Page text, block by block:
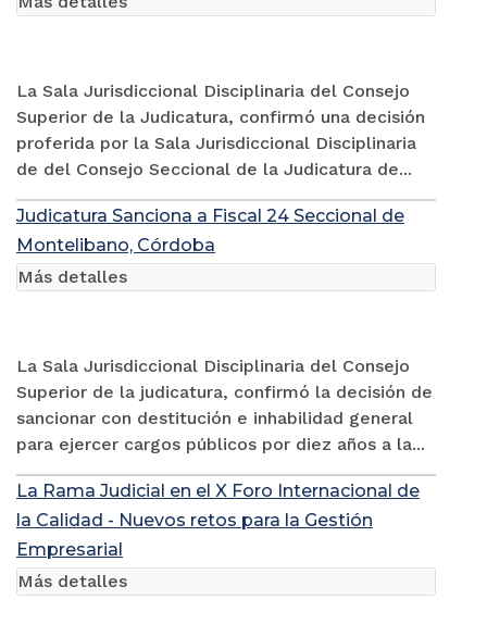
La Sala Jurisdiccional Disciplinaria del Consejo
Superior de la Judicatura, confirmó una decisión
proferida por la Sala Jurisdiccional Disciplinaria
de del Consejo Seccional de la Judicatura de...
Judicatura Sanciona a Fiscal 24 Seccional de
Montelibano, Córdoba
La Sala Jurisdiccional Disciplinaria del Consejo
Superior de la judicatura, confirmó la decisión de
sancionar con destitución e inhabilidad general
para ejercer cargos públicos por diez años a la...
Más detalles
La Rama Judicial en el X Foro Internacional de
la Calidad - Nuevos retos para la Gestión
Empresarial
Más detalles